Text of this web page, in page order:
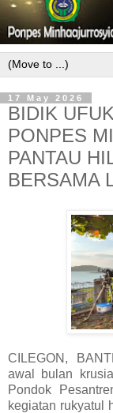
17 May 2026
BIDIK
PONPES
PANTAU
BERSAMA
CILEGON,
awal bulan
Pondok
kegiatan rukyatul